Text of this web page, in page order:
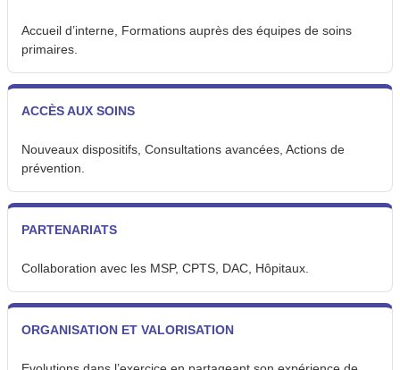
Accueil d’interne, Formations auprès des équipes de soins
primaires.
ACCÈS AUX SOINS
Nouveaux dispositifs, Consultations avancées, Actions de
prévention.
PARTENARIATS
Collaboration avec les MSP, CPTS, DAC, Hôpitaux.
ORGANISATION ET VALORISATION